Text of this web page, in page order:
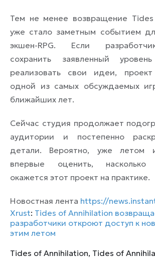
Тем не менее возвращение
уже стало заметным событием
экшен-RPG. Если
сохранить заявленный
реализовать свои идеи,
одной из самых обсуждаемых
ближайших лет.
Сейчас студия продолжает
аудитории и постепенно
детали. Вероятно, уже летом
впервые оценить, насколько
окажется этот проект на практике.
Новостная лента https://
Xrust: Tides of Annihilation
разработчики откроют доступ к
этим летом
Tides of Annihilation, Tides of